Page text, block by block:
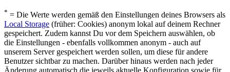
* = Die Werte werden gemäß den Einstellungen deines Browsers als
Local Storage (früher: Cookies) anonym lokal auf deinem Rechner
gespeichert. Zudem kannst Du vor dem Speichern auswählen, ob
die Einstellungen - ebenfalls vollkommen anonym - auch auf
unserem Server gespeichert werden sollen, um diese für andere
Benutzer sichtbar zu machen. Darüber hinaus werden nach jeder